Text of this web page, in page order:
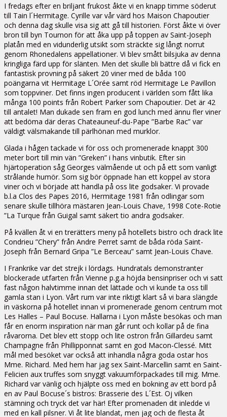
I fredags efter en briljant frukost åkte vi en knapp timme söderut
till Tain l´Hermitage. Cyrille var vår värd hos Maison Chapoutier
och denna dag skulle visa sig att gå till historien. Först åkte vi över
bron till byn Tournon för att åka upp på toppen av Saint-Joseph
platån med en vidunderlig utsikt som sträckte sig långt norrut
genom Rhonedalens appellationer. Vi blev smått bilsjuka av denna
kringliga färd upp för slänten. Men det skulle bli bättre då vi fick en
fantastisk provning på säkert 20 viner med de båda 100
poängarna vit Hermitage L´Orée samt röd Hermitage Le Pavillon
som toppviner. Det finns ingen producent i världen som fått lika
många 100 points från Robert Parker som Chapoutier. Det är 42
till antalet! Man dukade sen fram en god lunch med ännu fler viner
att bedöma där deras Chateauneuf-du-Pape ”Barbe Rac” var
väldigt välsmakande till pärlhönan med murklor.
Glada i hågen tackade vi för oss och promenerade knappt 300
meter bort till min vän ”Greken” i hans vinbutik. Efter sin
hjärtoperation såg Georges välmående ut och på ett som vanligt
strålande humör. Som sig bör öppnade han ett koppel av stora
viner och vi började att handla på oss lite godsaker. Vi provade
b.l.a Clos des Papes 2016, Hermitage 1981 från odlingar som
senare skulle tillhöra mästaren Jean-Louis Chave, 1998 Cote-Rotie
”La Turque från Guigal samt säkert tio andra godsaker.
På kvällen åt vi en trerätters meny på hotellets bistro och drack lite
Condrieu ”Chery” från Andre Perret samt de båda röda Saint-
Joseph från Bernard Gripa ”Le Berceau” samt Jean-Louis Chave.
I Frankrike var det strejk i lördags. Hundratals demonstranter
blockerade utfarten från Vienne p.g.a höjda bensinpriser och vi satt
fast någon halvtimme innan det lättade och vi kunde ta oss till
gamla stan i Lyon. Vårt rum var inte riktigt klart så vi bara slängde
in väskorna på hotellet innan vi promenerade genom centrum mot
Les Halles – Paul Bocuse. Hallarna i Lyon måste besökas och man
får en enorm inspiration när man går runt och kollar på de fina
råvarorna. Det blev ett stopp och lite ostron från Gillardeu samt
Champagne från Phillipponnat samt en god Macon-Clessé. Mitt
mål med besöket var också att inhandla några goda ostar hos
Mme. Richard. Med hem har jag sex Saint-Marcellin samt en Saint-
Felicien aux truffes som snyggt vakuumförpackades till mig. Mme.
Richard var vänlig och hjälpte oss med en bokning av ett bord på
en av Paul Bocuse´s bistros: Brasserie des L´Est. Oj vilken
stämning och tryck det var här! Efter promenaden dit inledde vi
med en kall pilsner. Vi åt lite blandat, men jag och de flesta åt